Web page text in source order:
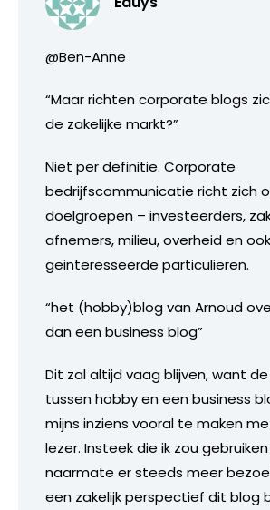
@Ben-Anne
“Maar richten corporate blogs
de zakelijke markt?”
Niet per definitie. Corporate
bedrijfscommunicatie richt zich
doelgroepen – investeerders,
afnemers, milieu, overheid en ook
geinteresseerde particulieren.
“het (hobby)blog van Arnoud
dan een business blog”
Dit zal altijd vaag blijven, want
tussen hobby en een business
mijns inziens vooral te maken
lezer. Insteek die ik zou
naarmate er steeds meer
een zakelijk perspectief dit blog